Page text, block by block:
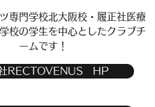
専門学校北大阪校・履正社医療
校の学生を中心としたクラブチ
ームです！
RECTOVENUS HP